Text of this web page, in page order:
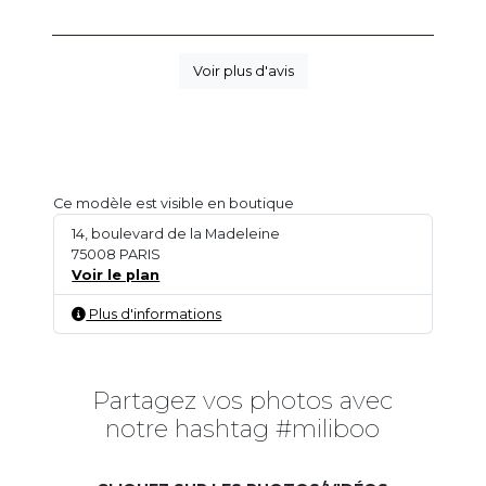
Voir plus d'avis
Ce modèle est visible en boutique
14, boulevard de la Madeleine
75008 PARIS
Voir le plan
Plus d'informations
Partagez vos photos avec
notre hashtag #miliboo